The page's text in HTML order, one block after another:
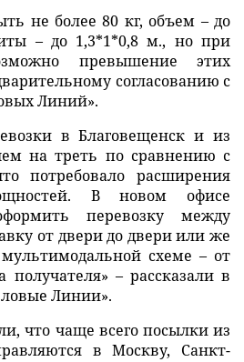
не более 80 кг, объем – до
– до 1,3*1*0,8 м., но при
превышение этих
согласованию с
Линий».
в Благовещенск и из
на треть по сравнению с
потребовало расширения
В новом офисе
перевозку между
от двери до двери или же
схеме – от
получателя» – рассказали в
Линии».
что чаще всего посылки из
в Москву, Санкт-